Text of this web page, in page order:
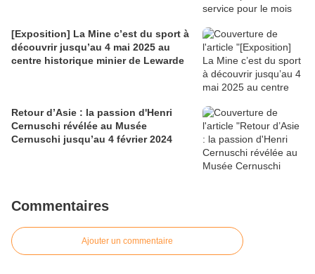
[Exposition] La Mine c’est du sport à
découvrir jusqu’au 4 mai 2025 au
centre historique minier de Lewarde
Retour d’Asie : la passion d'Henri
Cernuschi révélée au Musée
Cernuschi jusqu’au 4 février 2024
Commentaires
Ajouter un commentaire